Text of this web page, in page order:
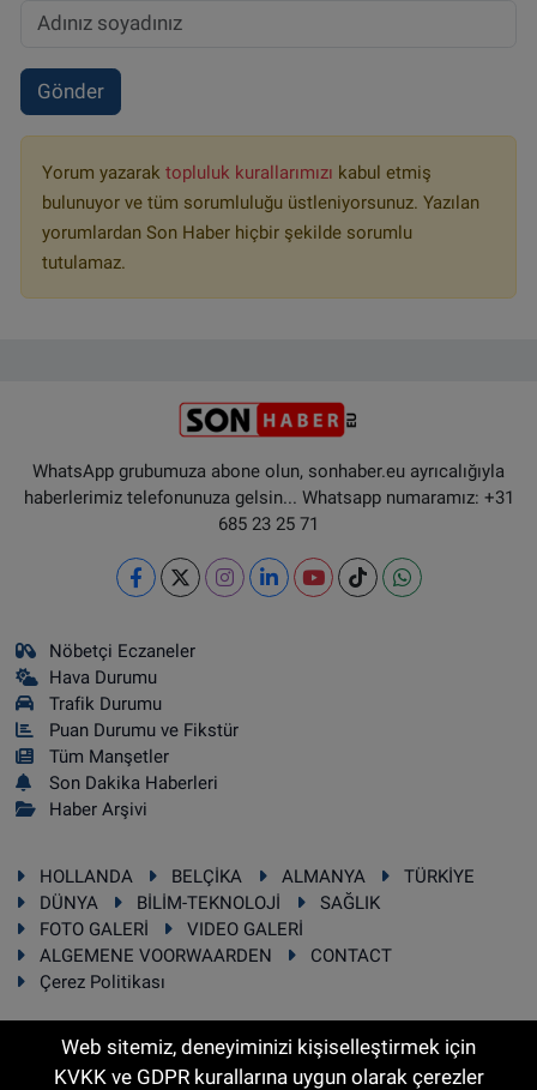
Gönder
Yorum yazarak topluluk kurallarımızı kabul etmiş
bulunuyor ve tüm sorumluluğu üstleniyorsunuz. Yazılan
yorumlardan Son Haber hiçbir şekilde sorumlu
tutulamaz.
WhatsApp grubumuza abone olun, sonhaber.eu ayrıcalığıyla
haberlerimiz telefonunuza gelsin... Whatsapp numaramız: +31
685 23 25 71
Nöbetçi Eczaneler
Hava Durumu
Trafik Durumu
Puan Durumu ve Fikstür
Tüm Manşetler
Son Dakika Haberleri
Haber Arşivi
HOLLANDA BELÇİKA ALMANYA
TÜRKİYE
DÜNYA
BİLİM-TEKNOLOJİ
SAĞLIK
FOTO GALERİ
VIDEO GALERİ
ALGEMENE VOORWAARDEN
CONTACT
Çerez Politikası
Web sitemiz, deneyiminizi kişiselleştirmek için
KVKK ve GDPR kurallarına uygun olarak çerezler